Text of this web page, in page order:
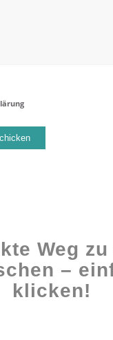
Weg
–
klicken!